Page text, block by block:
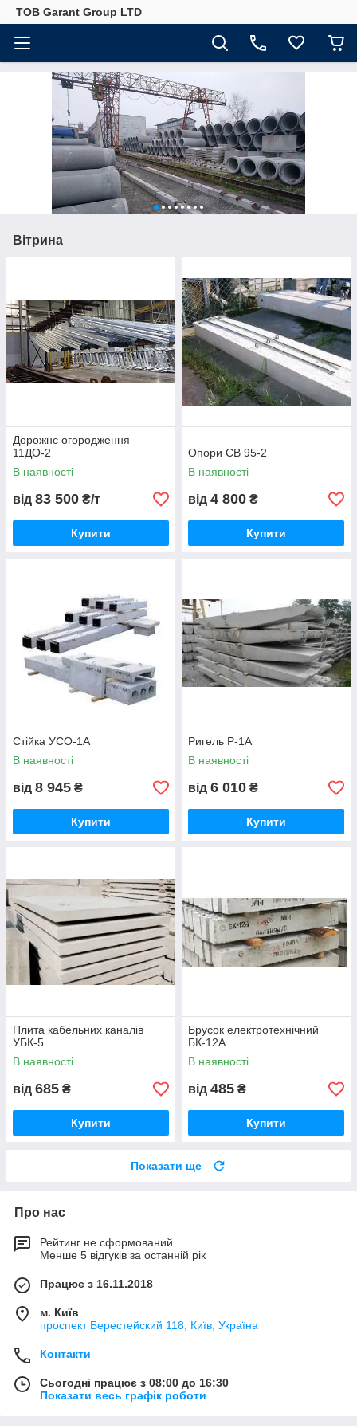
ТОВ Garant Group LTD
Вітрина
Дорожнє огородження
11ДО-2
В наявності
від 83 500 ₴/т
Купити
Опори СВ 95-2
В наявності
від 4 800 ₴
Купити
Стійка УСО-1А
В наявності
від 8 945 ₴
Купити
Ригель Р-1А
В наявності
від 6 010 ₴
Купити
Плита кабельних каналів
УБК-5
В наявності
від 685 ₴
Купити
Брусок електротехнічний
БК-12А
В наявності
від 485 ₴
Купити
Показати ще
Про нас
Рейтинг не сформований
Менше 5 відгуків за останній рік
Працює з 16.11.2018
м. Київ
проспект Берестейский 118, Київ, Україна
Контакти
Сьогодні працює з 08:00 до 16:30
Показати весь графік роботи